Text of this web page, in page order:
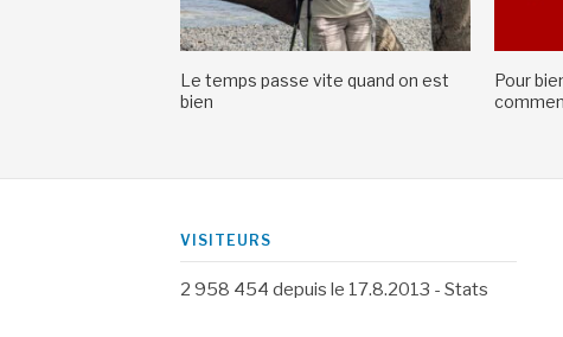
Le temps passe vite quand on est
bien
Pour
VISITEURS
2 958 454 depuis le 17.8.2013 - Stats